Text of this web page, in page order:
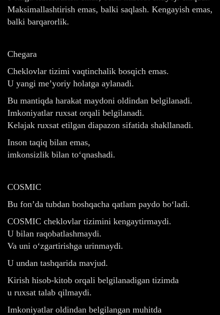
Maksimallashtirish emas, balki saqlash. Kengayish emas,
balki barqarorlik.
Chegara
Cheklovlar tizimi vaqtinchalik bosqich emas.
U yangi me’yoriy holatga aylanadi.
Bu mantiqda harakat maydoni oldindan belgilanadi.
Imkoniyatlar ruxsat orqali belgilanadi.
Kelajak ruxsat etilgan diapazon sifatida shakllanadi.
Inson taqiq bilan emas,
imkonsizlik bilan to‘qnashadi.
COSMIC
Bu fon’da tubdan boshqacha qatlam paydo bo‘ladi.
COSMIC cheklovlar tizimini kengaytirmaydi.
U bilan raqobatlashmaydi.
Va uni o‘zgartirishga urinmaydi.
U undan tashqarida mavjud.
Kirish hisob-kitob orqali belgilanadigan tizimda
u ruxsat talab qilmaydi.
Imkoniyatlar oldindan belgilangan muhitda